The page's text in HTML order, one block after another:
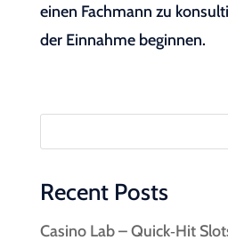
einen Fachmann zu
der Einnahme beginnen.
Recent Posts
Casino Lab – Quick‑Hit